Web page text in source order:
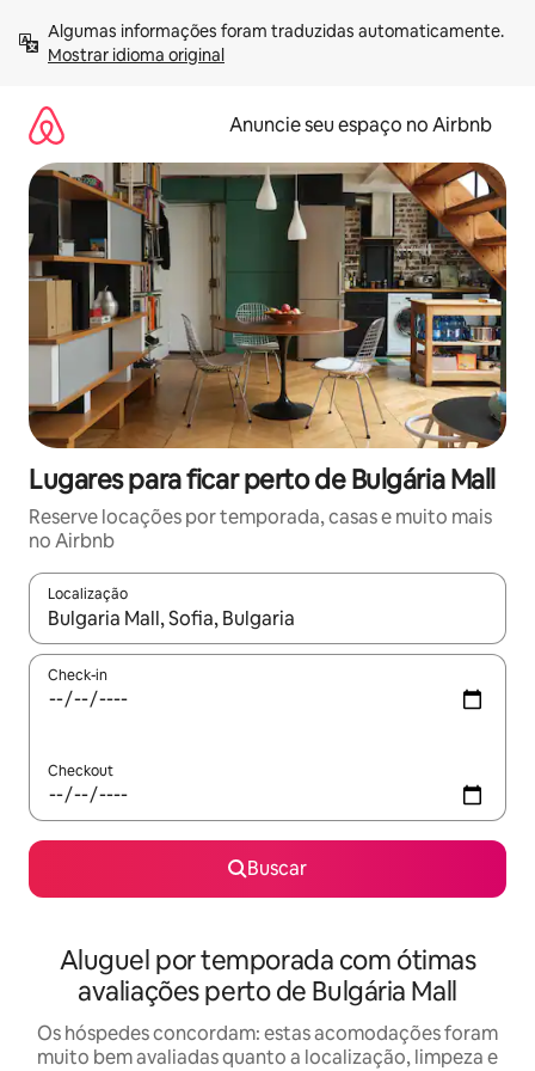
para
Mostrar idioma original
Anuncie seu espaço no Airbnb
Lugares para ficar perto de Bulgária Mall
Reserve locações por temporada, casas e muito mais
no Airbnb
Localização
Quando os resultados estiverem disponíveis, explore-os
Check-in
Checkout
Buscar
Aluguel por temporada com ótimas
avaliações perto de Bulgária Mall
Os hóspedes concordam: estas acomodações foram
muito bem avaliadas quanto a localização, limpeza e